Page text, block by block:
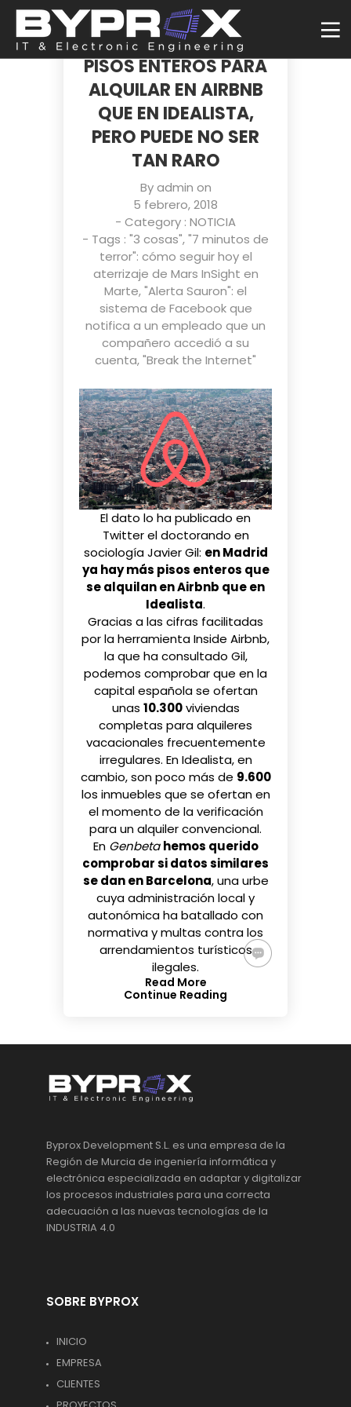
EN MADRID Y
BARCELONA HAY MÁS
PISOS ENTEROS PARA
ALQUILAR EN AIRBNB
QUE EN IDEALISTA,
PERO PUEDE NO SER
TAN RARO
Byadmin on
5 febrero, 2018
- Category : NOTICIA
- Tags : "3 cosas","7 minutos de
terror": cómo seguir hoy el
aterrizaje de Mars InSight en
Marte,"Alerta Sauron": el
sistema de Facebook que
notifica a un empleado que un
compañero accedió a su
cuenta,"Break the Internet"
El dato lo ha publicado en
Twitter el doctorando en
sociologíaJavier Gil: en Madrid
ya hay más pisos enteros que
se alquilan en Airbnb que en
Idealista.
Gracias a las cifras facilitadas
por la herramientaInside Airbnb,
la que ha consultado Gil,
podemos comprobar que en la
capital española se ofertan
unas 10.300viviendas
completas para alquileres
vacacionales frecuentemente
irregulares. En Idealista, en
cambio, son poco más de 9.600
los inmuebles que se ofertan en
el momento de la verificación
para un alquiler convencional.
En Genbeta hemos querido
comprobar si datos similares
se dan en Barcelona, una urbe
cuyaadministración localy
autonómicaha batallado con
normativa y multas contra los
arrendamientos turísticos
ilegales.
Read More
Continue Reading
Byprox Development S.L. es una empresa de la
Región de Murcia de ingeniería informática y
electrónica especializada en adaptar y digitalizar
los procesos industriales para una correcta
adecuación a las nuevas tecnologías de la
INDUSTRIA 4.0
SOBRE BYPROX
INICIO
EMPRESA
CLIENTES